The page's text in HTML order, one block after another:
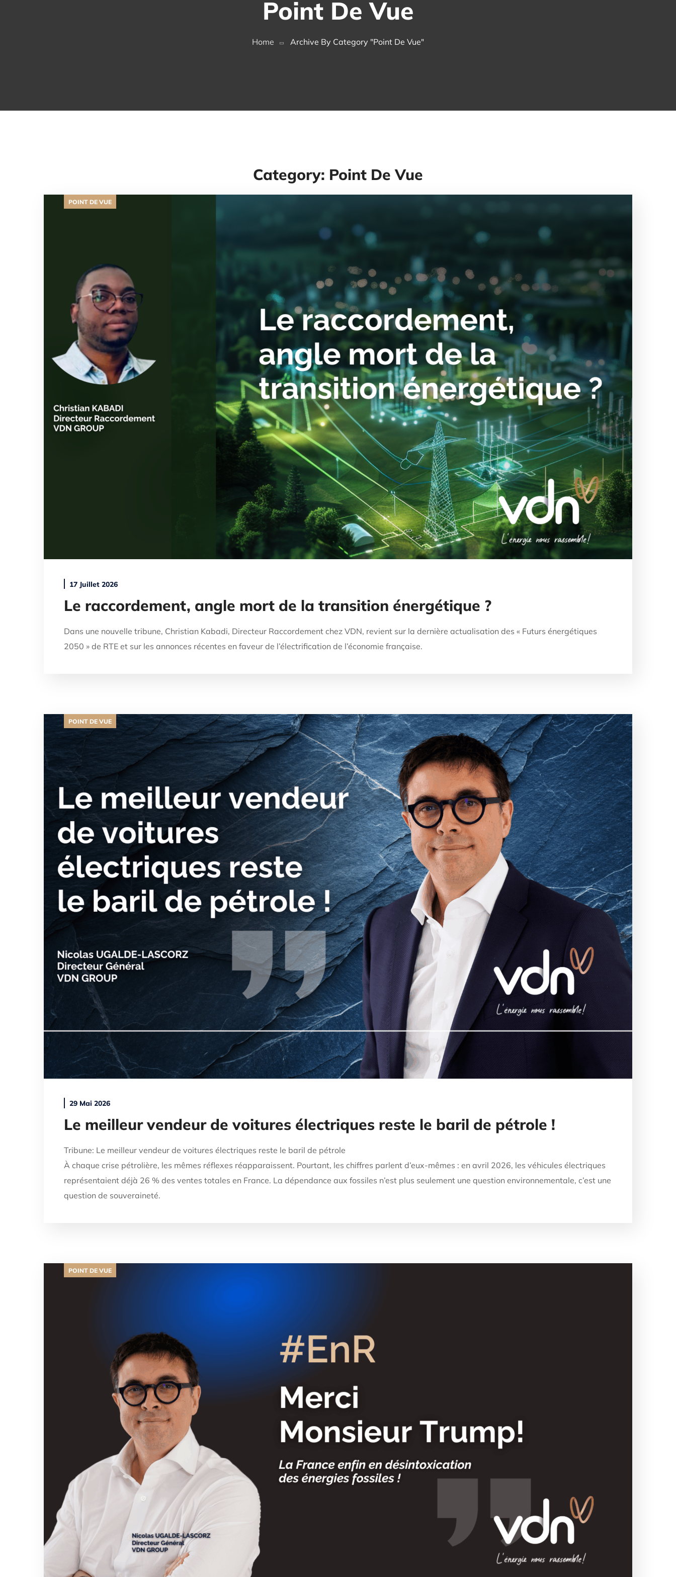
Point De Vue
Home Archive By Category "Point De Vue"
Category: Point De Vue
POINT DE VUE
17 Juillet 2026
Le raccordement, angle mort de la transition énergétique ?
Dans une nouvelle tribune, Christian Kabadi, Directeur Raccordement chez VDN, revient sur la dernière actualisation des « Futurs énergétiques
2050 » de RTE et sur les annonces récentes en faveur de l’électrification de l’économie française.
POINT DE VUE
29 Mai 2026
Le meilleur vendeur de voitures électriques reste le baril de pétrole !
Tribune: Le meilleur vendeur de voitures électriques reste le baril de pétrole
À chaque crise pétrolière, les mêmes réflexes réapparaissent. Pourtant, les chiffres parlent d’eux-mêmes : en avril 2026, les véhicules électriques
représentaient déjà 26 % des ventes totales en France. La dépendance aux fossiles n’est plus seulement une question environnementale, c’est une
question de souveraineté.
POINT DE VUE